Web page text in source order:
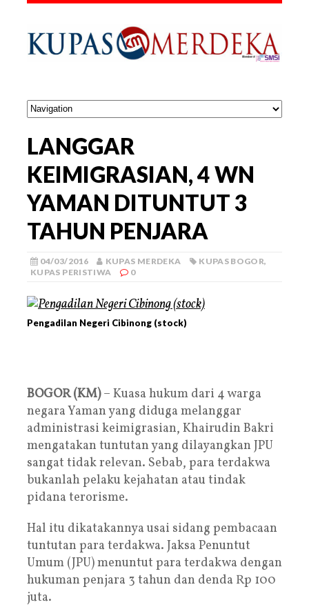
LANGGAR
KEIMIGRASIAN, 4 WN
YAMAN DITUNTUT 3
TAHUN PENJARA
04/03/2016 KUPAS MERDEKA KUPAS BOGOR,
KUPAS PERISTIWA
0
Pengadilan Negeri Cibinong (stock)
BOGOR (KM)– Kuasa hukum dari 4 warga
negara Yaman yang diduga melanggar
administrasi keimigrasian, Khairudin Bakri
mengatakan tuntutan yang dilayangkan JPU
sangat tidak relevan. Sebab, para terdakwa
bukanlah pelaku kejahatan atau tindak
pidana terorisme.
Hal itu dikatakannya usai sidang pembacaan
tuntutan para terdakwa. Jaksa Penuntut
Umum (JPU) menuntut para terdakwa dengan
hukuman penjara 3 tahun dan denda Rp 100
juta.